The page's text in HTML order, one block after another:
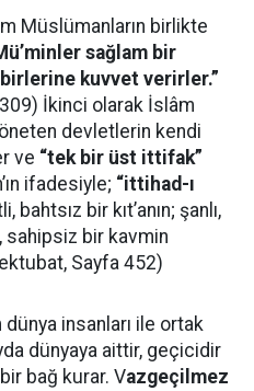
Müslümanların birlikte
sağlam bir
kuvvet verirler.”
İkinci olarak İslâm
devletlerin kendi
ve “tek bir üst ittifak”
ifadesiyle; “ittihad-ı
bahtsız bir kıt’anın; şanlı,
sahipsiz bir kavmin
Sayfa 452)
insanları ile ortak
dünyaya aittir, geçicidir
bağ kurar. Vazgeçilmez